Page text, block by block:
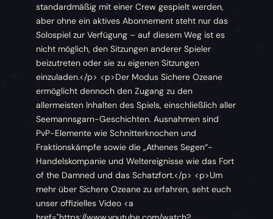
standardmäßig mit einer Crew gespielt werden,
aber ohne ein aktives Abonnement steht nur das
Solospiel zur Verfügung – auf diesem Weg ist es
nicht möglich, den Sitzungen anderer Spieler
beizutreten oder sie zu eigenen Sitzungen
einzuladen.</p> <p>Der Modus Sichere Ozeane
ermöglicht dennoch den Zugang zu den
allermeisten Inhalten des Spiels, einschließlich aller
Seemannsgarn-Geschichten. Ausnahmen sind
PvP-Elemente wie Schnitterknochen und
Fraktionskämpfe sowie die „Athenes Segen“-
Handelskompanie und Weltereignisse wie das Fort
of the Damned und das Schatzfort.</p> <p>Um
mehr über Sichere Ozeane zu erfahren, seht euch
unser offizielles Video <a